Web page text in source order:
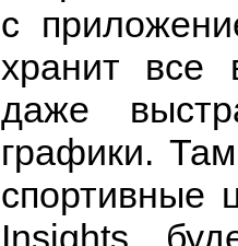
с
хранит все
даже
графики.
спортивные
Insights